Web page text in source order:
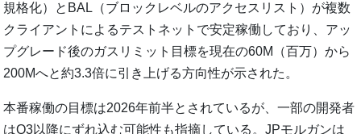
規格化）とBAL（ブロックレベルのアクセスリスト）が複数
クライアントによるテストネットで安定稼働しており、アッ
プグレード後のガスリミット目標を現在の60M（百万）から
200Mへと約3.3倍に引き上げる方向性が示された。
本番稼働の目標は2026年前半とされているが、一部の開発者
はQ3以降にずれ込む可能性も指摘している。JPモルガンは